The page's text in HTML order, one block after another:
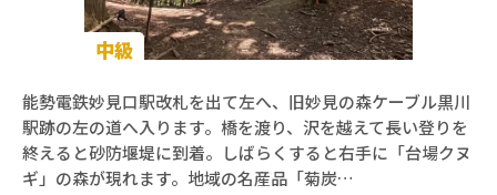
中級
能勢電鉄妙見口駅改札を出て左へ、旧妙見の森ケーブル黒川
駅跡の左の道へ入ります。橋を渡り、沢を越えて長い登りを
終えると砂防堰堤に到着。しばらくすると右手に「台場クヌ
ギ」の森が現れます。地域の名産品「菊炭…